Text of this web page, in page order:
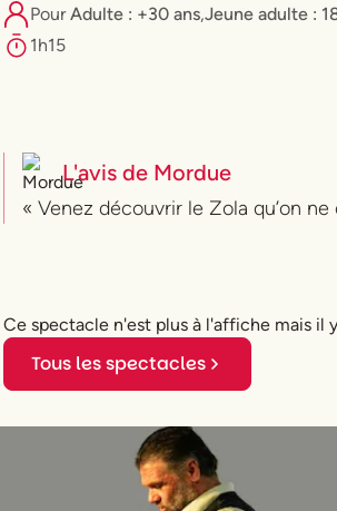
PourAdulte : +30 ans,⁠Jeune adulte :
1h15
L'avis de Mordue
« Venez découvrir le Zola qu’on
Ce spectacle n'est plus à l'affiche mais il
Tous les spectacles